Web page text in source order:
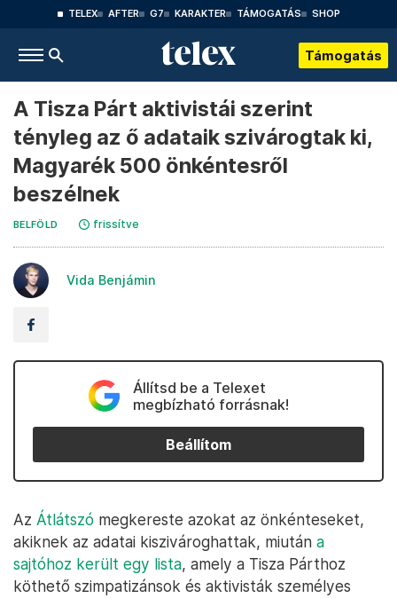
TELEX AFTER G7 KARAKTER TÁMOGATÁS SHOP
Támogatás
A Tisza Párt aktivistái szerint
tényleg az ő adataik szivárogtak ki,
Magyarék 500 önkéntesről
beszélnek
BELFÖLD frissítve
Vida Benjámin
Állítsd be a Telexet
megbízható forrásnak!
Beállítom
Az Átlátszó megkereste azokat az önkénteseket,
akiknek az adatai kiszivároghattak, miután a
sajtóhoz került egy lista, amely a Tisza Párthoz
köthető szimpatizánsok és aktivisták személyes